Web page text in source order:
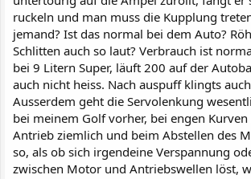
ruckeln und man muss die Kupplung
jemand? Ist das normal bei dem Auto?
Schlitten auch so laut? Verbrauch ist
bei 9 Litern Super, läuft 200 auf der
auch nicht heiss. Nach auspuff klingts
Ausserdem geht die Servolenkung
bei meinem Golf vorher, bei engen
Antrieb ziemlich und beim Abstellen des
so, als ob sich irgendeine Verspannung
zwischen Motor und Antriebswellen löst,